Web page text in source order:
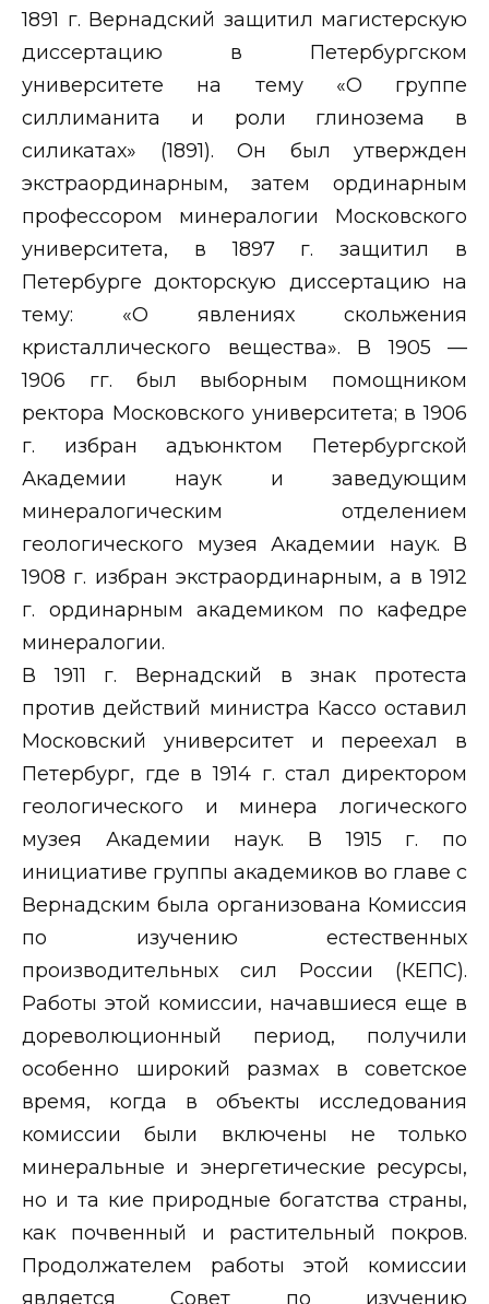
1891 г. Вернадский защитил магистерскую
диссертацию в Петербургском
университете на тему «О группе
силлиманита и роли глинозема в
силикатах» (1891). Он был утвержден
экстраординарным, затем ординарным
профессором минералогии Московского
университета, в 1897 г. защитил в
Петербурге докторскую диссертацию на
тему: «О явлениях скольжения
кристаллического вещества». В 1905 —
1906 гг. был выборным помощником
ректора Московского университета; в 1906
г. избран адъюнктом Петербургской
Академии наук и заведующим
минералогическим отделением
геологического музея Академии наук. В
1908 г. избран экстраординарным, а в 1912
г. ординарным академиком по кафедре
минералогии.
В 1911 г. Вернадский в знак протеста
против действий министра Кассо оставил
Московский университет и переехал в
Петербург, где в 1914 г. стал директором
геологического и минера логического
музея Академии наук. В 1915 г. по
инициативе группы академиков во главе с
Вернадским была организована Комиссия
по изучению естественных
производительных сил России (КЕПС).
Работы этой комиссии, начавшиеся еще в
дореволюционный период, получили
особенно широкий размах в советское
время, когда в объекты исследования
комиссии были включены не только
минеральные и энергетические ресурсы,
но и та кие природные богатства страны,
как почвенный и растительный покров.
Продолжателем работы этой комиссии
является Совет по изучению